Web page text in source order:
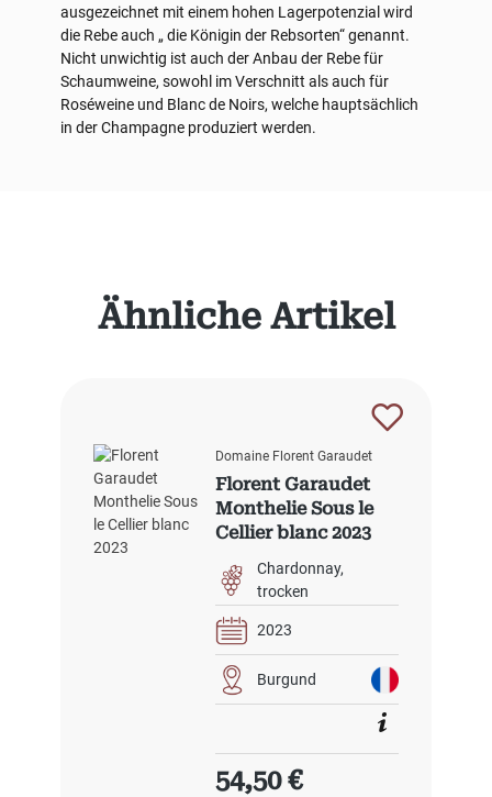
Produktgalerie überspringen
Ähnliche Artikel
Domaine Florent Garaudet
Florent Garaudet
Monthelie Sous le
Cellier blanc 2023
Chardonnay
trocken
2023
Burgund
Regulärer Preis:
54,50 €
ausgezeichnet mit einem hohen Lagerpotenzial wird
die Rebe auch „ die Königin der Rebsorten“ genannt.
Nicht unwichtig ist auch der Anbau der Rebe für
Schaumweine, sowohl im Verschnitt als auch für
Roséweine und Blanc de Noirs, welche hauptsächlich
in der Champagne produziert werden.